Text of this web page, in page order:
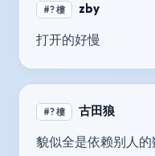
#? 樓 zby
打开的好慢
#? 樓 古田狼
貌似全是依赖别人